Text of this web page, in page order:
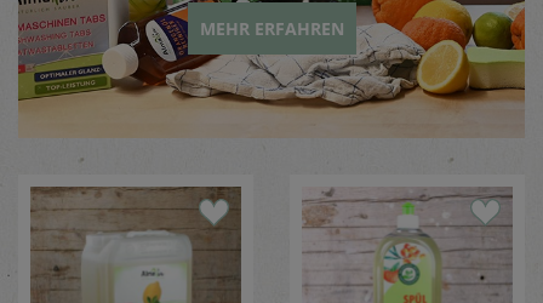
MEHR ERFAHREN